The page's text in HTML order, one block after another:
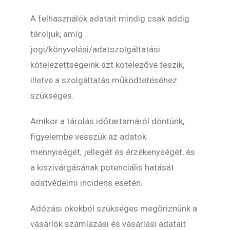
A felhasználók adatait mindig csak addig
tároljuk, amíg
jogi/könyvelési/adatszolgáltatási
kötelezettségeink azt kötelezővé teszik,
illetve a szolgáltatás működtetéséhez
szükséges.
Amikor a tárolás időtartamáról döntünk,
figyelembe vesszük az adatok
mennyiségét, jellegét és érzékenységét, és
a kiszivárgásának potenciális hatását
adatvédelmi incidens esetén.
Adózási okokból szükséges megőriznünk a
vásárlók számlázási és vásárlási adatait